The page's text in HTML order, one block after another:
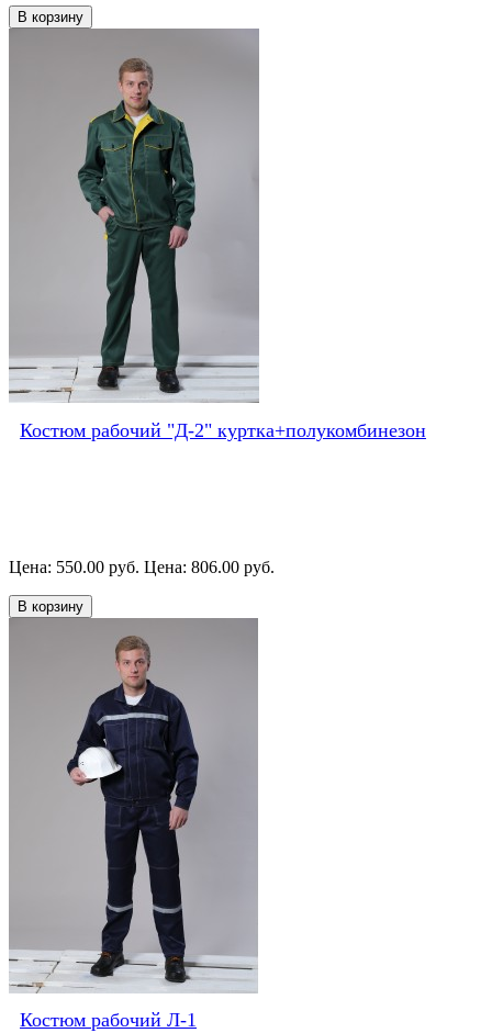
В корзину
Костюм рабочий "Д-2" куртка+полукомбинезон
Цена: 550.00 руб. Цена: 806.00 руб.
В корзину
Костюм рабочий Л-1